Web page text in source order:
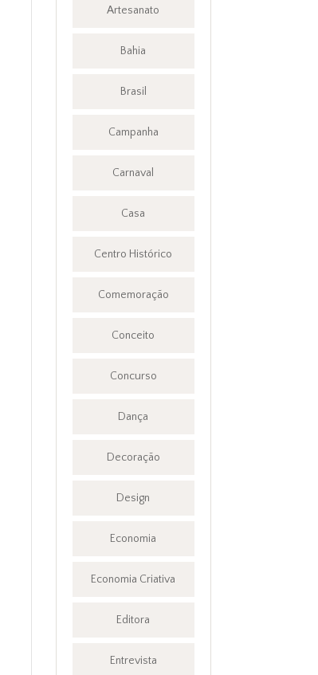
Artesanato
Bahia
Brasil
Campanha
Carnaval
Casa
Centro Histórico
Comemoração
Conceito
Concurso
Dança
Decoração
Design
Economia
Economia Criativa
Editora
Entrevista